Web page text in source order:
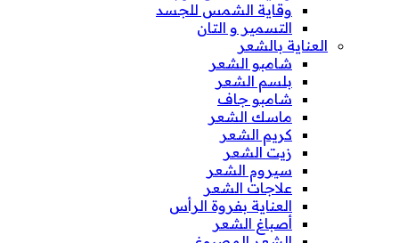
وقاية الشمس للجسد
التسمير و التان
العناية بالشعر
شامبو الشعر
بلسم الشعر
شامبو جاف
ماسك الشعر
كريم الشعر
زيت الشعر
سيروم الشعر
علاجات الشعر
العناية بفروة الرأس
أصباغ الشعر